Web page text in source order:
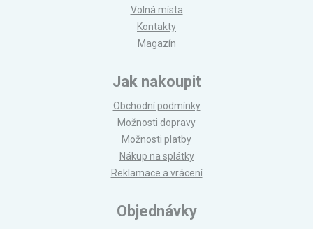
Volná místa
Kontakty
Magazín
Jak nakoupit
Obchodní podmínky
Možnosti dopravy
Možnosti platby
Nákup na splátky
Reklamace a vrácení
Objednávky